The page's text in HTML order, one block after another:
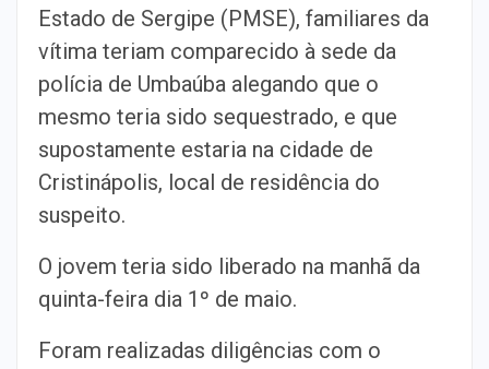
Estado de Sergipe (PMSE), familiares da
vítima teriam comparecido à sede da
polícia de Umbaúba alegando que o
mesmo teria sido sequestrado, e que
supostamente estaria na cidade de
Cristinápolis, local de residência do
suspeito.
O jovem teria sido liberado na manhã da
quinta-feira dia 1º de maio.
Foram realizadas diligências com o